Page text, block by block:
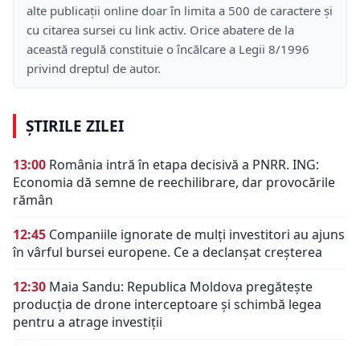
alte publicații online doar în limita a 500 de caractere și
cu citarea sursei cu link activ. Orice abatere de la
această regulă constituie o încălcare a Legii 8/1996
privind dreptul de autor.
ȘTIRILE ZILEI
13:00 România intră în etapa decisivă a PNRR. ING:
Economia dă semne de reechilibrare, dar provocările
rămân
12:45 Companiile ignorate de mulți investitori au ajuns
în vârful bursei europene. Ce a declanșat creșterea
12:30 Maia Sandu: Republica Moldova pregătește
producția de drone interceptoare și schimbă legea
pentru a atrage investiții